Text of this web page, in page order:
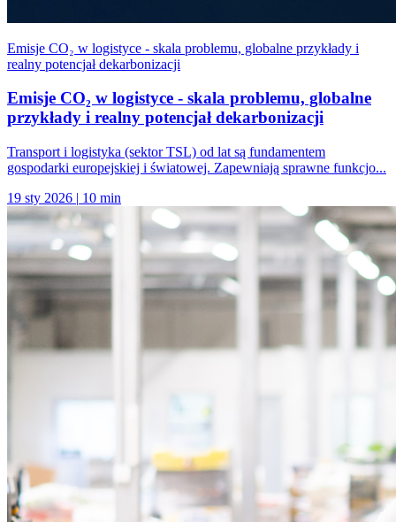
Emisje CO₂ w logistyce - skala problemu, globalne przykłady i
realny potencjał dekarbonizacji
Emisje CO₂ w logistyce - skala problemu, globalne
przykłady i realny potencjał dekarbonizacji
Transport i logistyka (sektor TSL) od lat są fundamentem
gospodarki europejskiej i światowej. Zapewniają sprawne funkcjo...
19 sty 2026 | 10 min